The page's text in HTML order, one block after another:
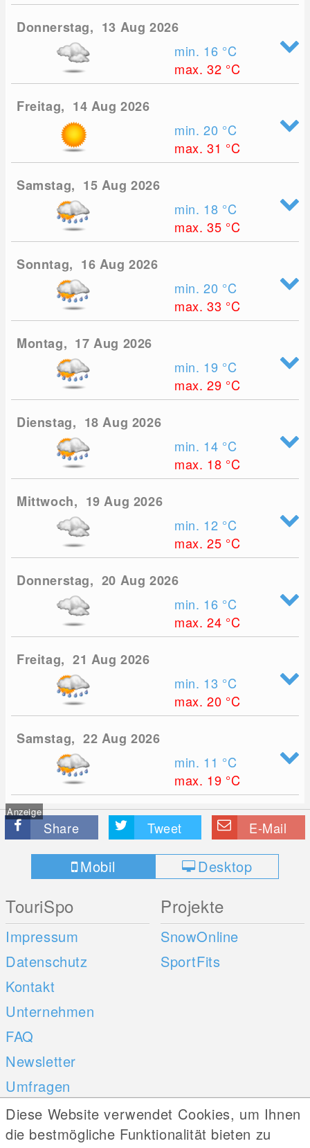
Donnerstag, 13 Aug 2026
min. 16 °C
max. 32 °C
Freitag, 14 Aug 2026
min. 20 °C
max. 31 °C
Samstag, 15 Aug 2026
min. 18 °C
max. 35 °C
Sonntag, 16 Aug 2026
min. 20 °C
max. 33 °C
Montag, 17 Aug 2026
min. 19 °C
max. 29 °C
Dienstag, 18 Aug 2026
min. 14 °C
max. 18 °C
Mittwoch, 19 Aug 2026
min. 12 °C
max. 25 °C
Donnerstag, 20 Aug 2026
min. 16 °C
max. 24 °C
Freitag, 21 Aug 2026
min. 13 °C
max. 20 °C
Samstag, 22 Aug 2026
min. 11 °C
max. 19 °C
Anzeige
Share Tweet E-Mail
Mobil Desktop
TouriSpo
Impressum
Datenschutz
Kontakt
Unternehmen
FAQ
Newsletter
Umfragen
Projekte
SnowOnline
SportFits
Mobile Apps Social Web
Diese Website verwendet Cookies, um Ihnen
die bestmögliche Funktionalität bieten zu